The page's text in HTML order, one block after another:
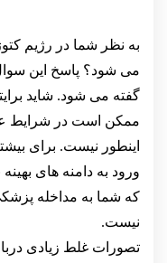
به نظر شما در رژیم
می شود؟ پاسخ این
گفته می شود. شاید
ممکن است در شرایط
اینطور نیست. برای
ورود به دامنه های
که شما به مداخله
نیست.
تصورات غلط زیادی